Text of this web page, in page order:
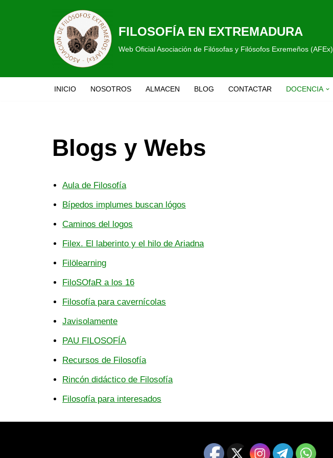
FILOSOFÍA EN EXTREMADURA
Web Oficial Asociación de Filósofas y Filósofos Exremeños (AFEx)
INICIO NOSOTROS ALMACEN BLOG CONTACTAR DOCENCIA
Blogs y Webs
Aula de Filosofía
Bípedos implumes buscan lógos
Caminos del logos
Filex. El laberinto y el hilo de Ariadna
Filölearning
FiloSOfaR a los 16
Filosofía para cavernícolas
Javisolamente
PAU FILOSOFÍA
Recursos de Filosofía
Rincón didáctico de Filosofía
Filosofía para interesados